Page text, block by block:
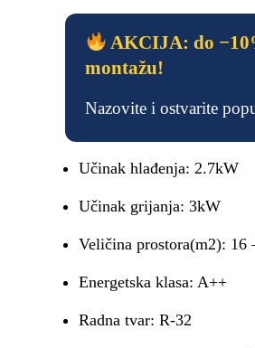
AKCIJA: do
montažu!
Nazovite i ostvarite
Učinak hlađenja: 2.7kW
Učinak grijanja: 3kW
Veličina prostora(m2): 16
Energetska klasa: A++
Radna tvar: R-32